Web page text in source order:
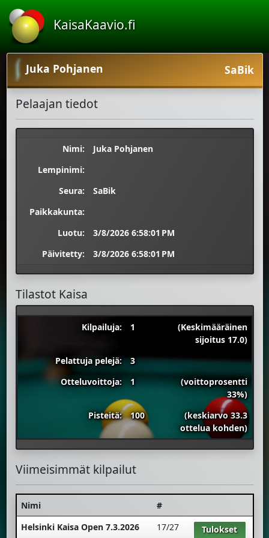
KaisaKaavio.fi
Juka Pohjanen SaBik
Pelaajan tiedot
Nimi:
Juka Pohjanen
Lempinimi:
Seura:
SaBik
Paikkakunta:
Luotu:
3/8/2026 6:58:01 PM
Päivitetty:
3/8/2026 6:58:01 PM
Tilastot Kaisa
Kilpailuja: 1
(Keskimääräinen
sijoitus 17.0)
Pelattuja pelejä:
3
Otteluvoittoja:
1
(voittoprosentti
33%)
Pisteitä:
100
(keskiarvo 33.3
ottelua kohden)
Viimeisimmät kilpailut
Nimi
#
Helsinki Kaisa Open 7.3.2026
17/27 Tulokset